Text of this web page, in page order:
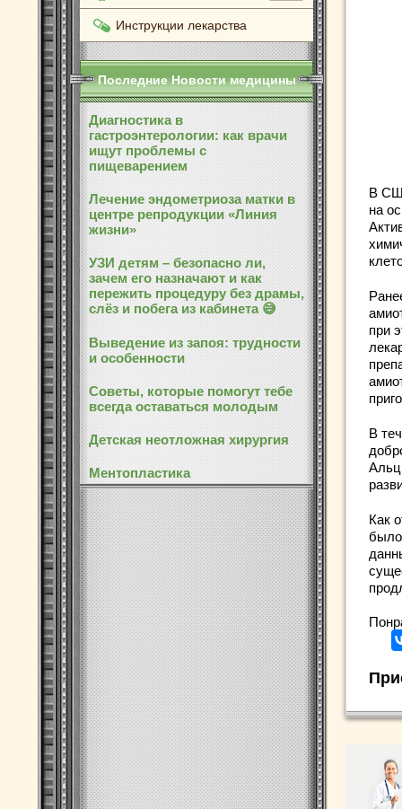
Инструкции лекарства
Последние Новости медицины
Диагностика в
гастроэнтерологии: как врачи
ищут проблемы с
пищеварением
Лечение эндометриоза матки в
центре репродукции «Линия
жизни»
УЗИ детям – безопасно ли,
зачем его назначают и как
пережить процедуру без драмы,
слёз и побега из кабинета 😅
Выведение из запоя: трудности
и особенности
Советы, которые помогут тебе
всегда оставаться молодым
Детская неотложная хирургия
Ментопластика
В
на
при
В
Как
было